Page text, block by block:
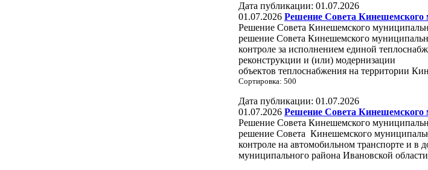
Дата публикации: 01.07.2026
01.07.2026 Решение Совета Кинешемского
Решение Совета Кинешемского
решение Совета Кинешемского
контроле за исполнением единой
реконструкции и (или) модернизации
объектов теплоснабжения на территории
Сортировка: 500
Дата публикации: 01.07.2026
01.07.2026 Решение Совета Кинешемского
Решение Совета Кинешемского
решение Совета Кинешемского
контроле на автомобильном транспорте и в
муниципального района Ивановской